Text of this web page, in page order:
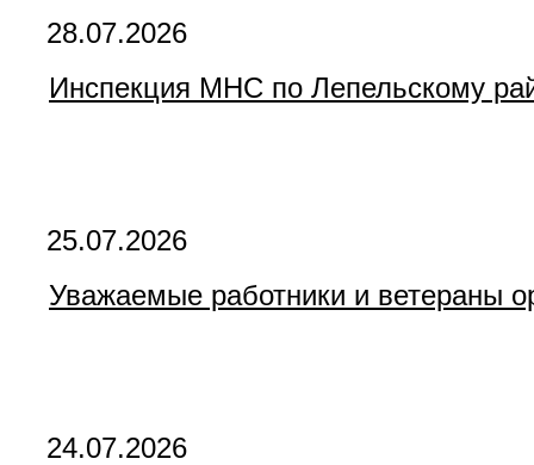
28.07.2026
Инспекция МНС по Лепельскому
25.07.2026
Уважаемые работники и ветераны
24.07.2026